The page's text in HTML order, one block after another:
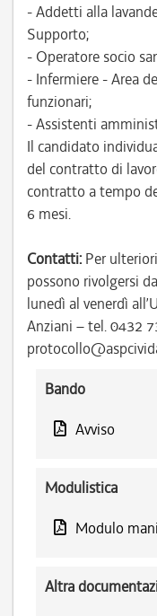
- Addetti alla
Supporto;
- Operatore socio
- Infermiere - Area
funzionari;
- Assistenti
Il candidato
del contratto di
contratto a tempo
6 mesi.
Contatti: Per
possono rivolgersi
lunedì al venerdì
Anziani – tel. 0432
Bando
Avviso
Modulistica
Modulo
Altra